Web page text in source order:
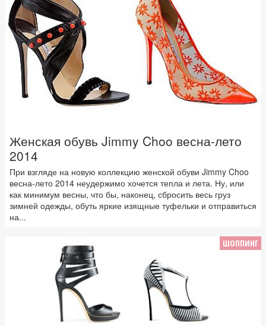
Женская обувь Jimmy Choo весна-лето
2014
При взгляде на новую коллекцию женской обуви Jimmy Choo
весна-лето 2014 неудержимо хочется тепла и лета. Ну, или
как минимум весны, что бы, наконец, сбросить весь груз
зимней одежды, обуть яркие изящные туфельки и отправиться
на...
ШОППИНГ